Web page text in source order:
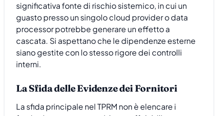
significativa fonte di rischio sistemico, in cui un
guasto presso un singolo cloud provider o data
processor potrebbe generare un effetto a
cascata. Si aspettano che le dipendenze esterne
siano gestite con lo stesso rigore dei controlli
interni.
La Sfida delle Evidenze dei Fornitori
La sfida principale nel TPRM non è elencare i